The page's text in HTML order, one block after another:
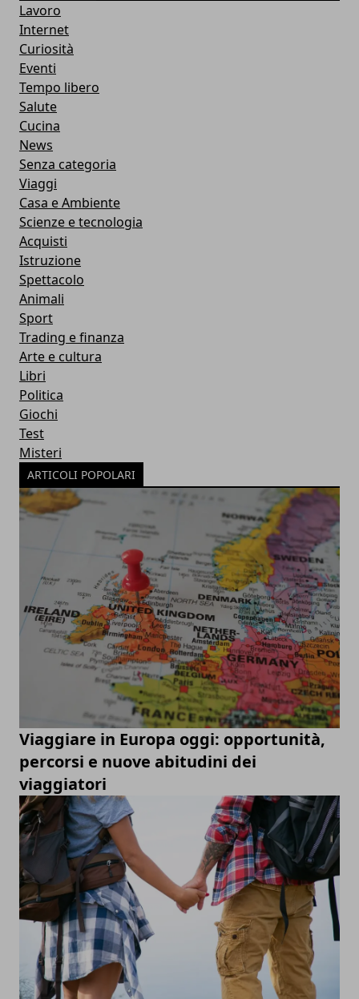
Lavoro
Internet
Curiosità
Eventi
Tempo libero
Salute
Cucina
News
Senza categoria
Viaggi
Casa e Ambiente
Scienze e tecnologia
Acquisti
Istruzione
Spettacolo
Animali
Sport
Trading e finanza
Arte e cultura
Libri
Politica
Giochi
Test
Misteri
ARTICOLI POPOLARI
Viaggiare in Europa oggi: opportunità,
percorsi e nuove abitudini dei
viaggiatori